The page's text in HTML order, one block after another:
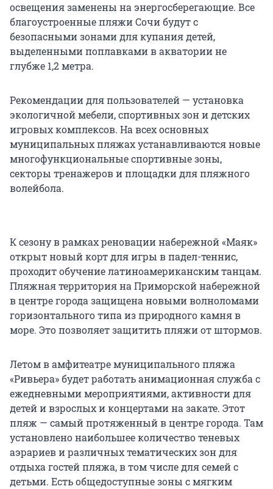
освещения заменены на энергосберегающие. Все
благоустроенные пляжи Сочи будут с
безопасными зонами для купания детей,
выделенными поплавками в акватории не
глубже 1,2 метра.
Рекомендации для пользователей — установка
экологичной мебели, спортивных зон и детских
игровых комплексов. На всех основных
муниципальных пляжах устанавливаются новые
многофункциональные спортивные зоны,
секторы тренажеров и площадки для пляжного
волейбола.
К сезону в рамках реновации набережной «Маяк»
открыт новый корт для игры в падел-теннис,
проходит обучение латиноамериканским танцам.
Пляжная территория на Приморской набережной
в центре города защищена новыми волноломами
горизонтального типа из природного камня в
море. Это позволяет защитить пляжи от штормов.
Летом в амфитеатре муниципального пляжа
«Ривьера» будет работать анимационная служба с
ежедневными мероприятиями, активности для
детей и взрослых и концертами на закате. Этот
пляж — самый протяженный в центре города. Там
установлено наибольшее количество теневых
аэрариев и различных тематических зон для
отдыха гостей пляжа, в том числе для семей с
детьми. Есть общедоступные зоны с мягким